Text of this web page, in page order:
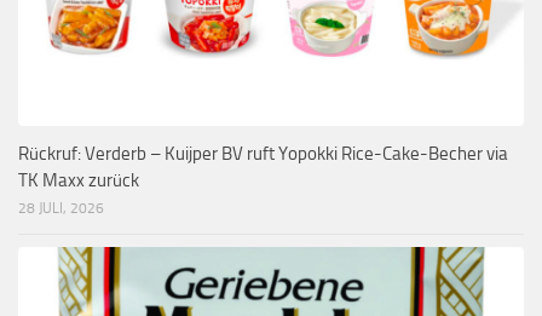
Rückruf: Verderb – Kuijper BV ruft Yopokki Rice-Cake-Becher via
TK Maxx zurück
28 JULI, 2026